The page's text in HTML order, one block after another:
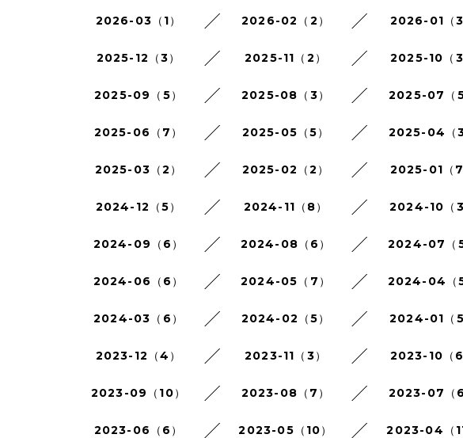
2026-03（1） 2026-02（2） 2026-01（3
2025-12（3） 2025-11（2） 2025-10（3
2025-09（5） 2025-08（3） 2025-07（5
2025-06（7） 2025-05（5） 2025-04（3
2025-03（2） 2025-02（2） 2025-01（7
2024-12（5） 2024-11（8） 2024-10（3
2024-09（6） 2024-08（6） 2024-07（5
2024-06（6） 2024-05（7） 2024-04（5
2024-03（6） 2024-02（5） 2024-01（5
2023-12（4） 2023-11（3） 2023-10（6
2023-09（10） 2023-08（7） 2023-07（6
2023-06（6） 2023-05（10） 2023-04（11